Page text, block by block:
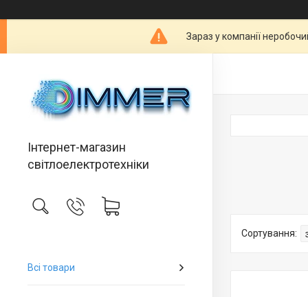
Зараз у компанії
Інтернет-магазин
світлоелектротехніки
Всі товари